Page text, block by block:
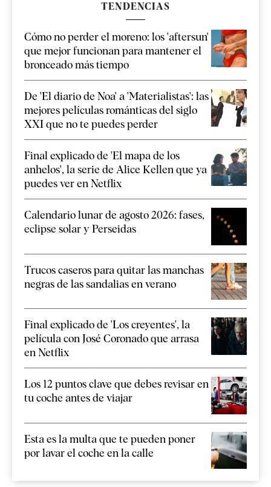
TENDENCIAS
Cómo no perder el moreno: los 'aftersun'
que mejor funcionan para mantener el
bronceado más tiempo
De 'El diario de Noa' a 'Materialistas': las
mejores películas románticas del siglo
XXI que no te puedes perder
Final explicado de 'El mapa de los
anhelos', la serie de Alice Kellen que ya
puedes ver en Netflix
Calendario lunar de agosto 2026: fases,
eclipse solar y Perseidas
Trucos caseros para quitar las manchas
negras de las sandalias en verano
Final explicado de 'Los creyentes', la
película con José Coronado que arrasa
en Netflix
Los 12 puntos clave que debes revisar en
tu coche antes de viajar
Esta es la multa que te pueden poner
por lavar el coche en la calle